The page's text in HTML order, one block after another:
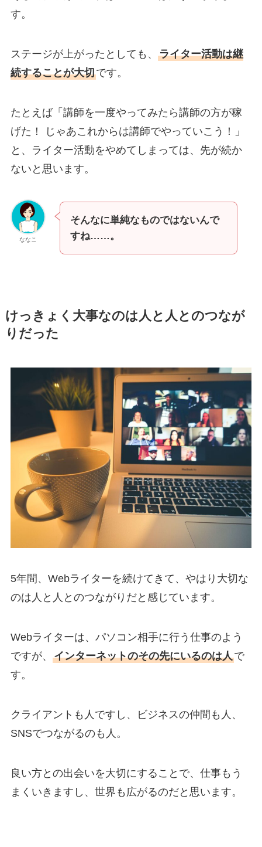
す。
ステージが上がったとしても、 ライター活動は継
続することが大切です。
たとえば「講師を一度やってみたら講師の方が稼
げた！ じゃあこれからは講師でやっていこう！」
と、ライター活動をやめてしまっては、先が続か
ないと思います。
ななこ
そんなに単純なものではないんで
すね……。
けっきょく大事なのは人と人とのつなが
りだった
5年間、Webライターを続けてきて、やはり大切な
のは人と人とのつながりだと感じています。
Webライターは、パソコン相手に行う仕事のよう
ですが、 インターネットのその先にいるのは人で
す。
クライアントも人ですし、ビジネスの仲間も人、
SNSでつながるのも人。
良い方との出会いを大切にすることで、仕事もう
まくいきますし、世界も広がるのだと思います。